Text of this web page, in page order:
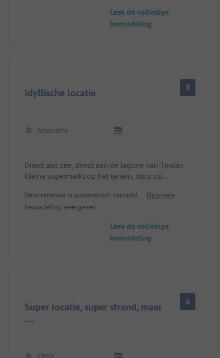
Lees de volledige
beoordeling
Idyllische locatie 8
Anoniem
Direct aan zee, direct aan de lagune van Tindari,
kleine supermarkt op het terrein, dorp op
Deze recensie is automatisch vertaald.
Originele
beoordeling weergeven
Lees de volledige
beoordeling
Super locatie, super strand, maar
....
6